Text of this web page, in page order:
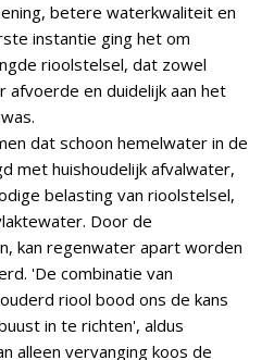
betere waterkwaliteit en
instantie ging het om
rioolstelsel, dat zowel
en duidelijk aan het
dat schoon hemelwater in de
met huishoudelijk afvalwater,
belasting van rioolstelsel,
Door de
kan regenwater apart worden
'De combinatie van
riool bood ons de kans
in te richten', aldus
alleen vervanging koos de